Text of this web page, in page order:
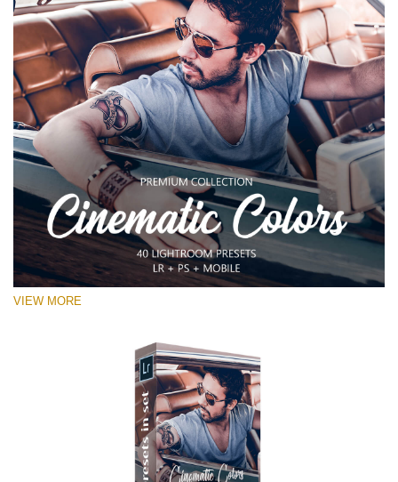
VIEW MORE